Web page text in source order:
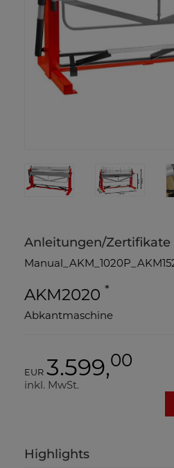
Anleitungen/Zertifikate
AKM2020 *
Abkantmaschine
EUR 3.599,00
inkl. MwSt.
Highlights